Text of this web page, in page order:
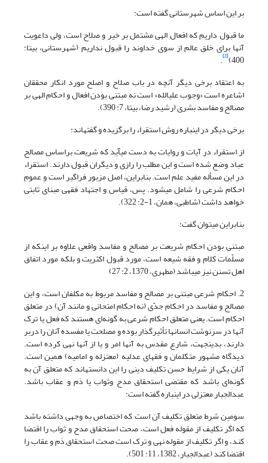
بر این اساس شهرستانی گفته است:
ما قبول داریم که افعال الهی مشتمل بر خیر و صلاح است، ولی داعویت
آنها برای خلق عالم از سوی خداوند را قبول نداریم (شهرستانی، بی‏تا:
400)
[2]
.
به اعتقاد برخی دیگر آنچه در باب صلاح و اصلح مورد انکار محققان
اشاعره است «وجوب علی‎الله» است نه مبتنی بودن افعال و احکام الهی بر
مصالح و مفاسد بشری (رشید رضا، بی‏تا، 7: 390).
برخی دیگر در این‎باره روش استقراء را برگزیده و گفته‎اند:
از استقراء در آیات و روایات به دست می‎آید که شریعت براساس مصالح
عباد وضع شده است و این مطلب را رازی و دیگران قبول دارند. استقراء
در این مسأله مفید علم است. بنابراین، اصل مزبور فراگیر است و عموم
احکام شرعی را شامل می‎شود. پس، قیاس و اجتهاد فقهی مبنای ثابتی
خواهد داشت (شاطبی، همان، 1-2: 322).
بنابراین می‎توان گفت:
مبتنی بودن احکام شریعت بر مصالح و مفاسدِ واقعی علاوه بر اینکه از
مسلّمات کلام و فقه شیعه است، مورد قبول اکثریت و بلکه مورد اتفاق
اهل تسنن نیز می‎باشد (مطهری، 1370، 2: 27)
2. احکام شرعی مبتنی بر مصالح و مفاسد مربوط به مکلفان است، و این
مصالح و مفاسد در احکام جدّی (نه احکام امتحانی و مانند آن) در متعلق
احکام است. یعنی متعلق احکام شرعی به گونه‌ای هستند که فعل یا ترک
آنها در سرنوشت انسان‎ها تأثیرگذار بوده و مصلحت یا مفسده آنان ‌را دربر
دارند، بدین‎جهت، شارع مقدس به آنها امر و یا از آنها نهی کرده است.
دیدگاه مشهور متکلمان و فقهای عدلیه (معتزله و امامیه) همین است.
آنان یکی از شرایط حسن تکلیف دینی را این دانسته‎اند که متعلق آن به
گونه‌ای باشد که مقتضی استحقاق مدح وثواب یا ذم و عقاب باشد.
عبدالجبار معتزلی در این‎باره گفته است:
سومین شرط متعلق تکلیف آن ‌است که اختصاص به وجهی داشته باشد
که اگر تکلیف از مقوله فعل است، صحت استحقاق مدح و ثواب را اقتضا
کند، و اگر تکلیف از مقوله نهی و ترک است صحت استحقاق ذم و عقاب را
اقتضا کند (عبدالجبار، 1382، 11: 501).